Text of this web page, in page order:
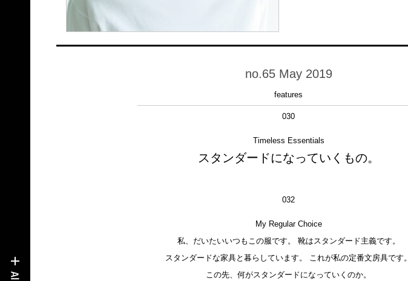
no.65 May 2019
features
030
Timeless Essentials
スタンダードになっていくもの。
032
My Regular Choice
私、だいたいいつもこの服です。 靴はスタンダード主義です。
スタンダードな家具と暮らしています。 これが私の定番文房具です。
この先、何がスタンダードになっていくのか。